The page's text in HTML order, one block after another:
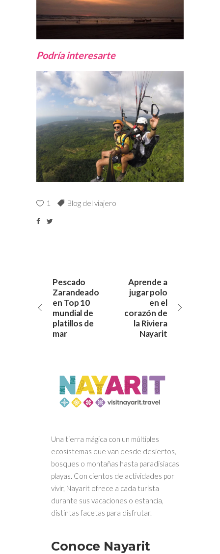
Podría interesarte
1 Blog del viajero
Pescado
Zarandeado
en Top 10
mundial de
platillos de
mar
Aprende a
jugar polo
en el
corazón de
la Riviera
Nayarit
Una tierra mágica con un múltiples
ecosistemas que van desde desiertos,
bosques o montañas hasta paradisiacas
playas. Con cientos de actividades por
vivir, Nayarit ofrece a cada turista
durante sus vacaciones o estancia,
distintas facetas para disfrutar.
Conoce Nayarit